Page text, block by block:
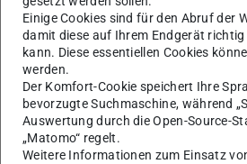
Offene Stellen
Anreise
Internes
Institut für
Einige Cookies sind für den Abruf der
damit diese auf Ihrem Endgerät richtig
kann. Diese essentiellen Cookies
werden.
Der Komfort-Cookie speichert Ihre
bevorzugte Suchmaschine, während
Auswertung durch die Open-Source-
„Matomo“ regelt.
Weitere Informationen zum Einsatz